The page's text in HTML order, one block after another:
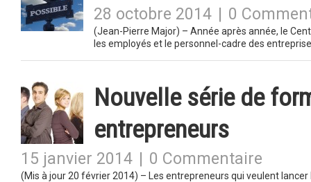
28 octobre 2014 0
(Jean-Pierre Major) – Année après année, le
les employés et le personnel-cadre des
Nouvelle série de
entrepreneurs
15 janvier 2014 0 Commentaire
(Mis à jour 20 février 2014) – Les entrepreneurs qui veulent